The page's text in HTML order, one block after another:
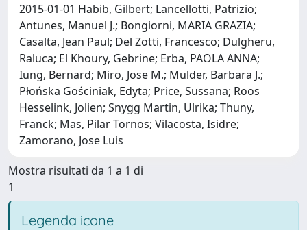
2015-01-01 Habib, Gilbert; Lancellotti, Patrizio;
Antunes, Manuel J.; Bongiorni, MARIA GRAZIA;
Casalta, Jean Paul; Del Zotti, Francesco; Dulgheru,
Raluca; El Khoury, Gebrine; Erba, PAOLA ANNA;
Iung, Bernard; Miro, Jose M.; Mulder, Barbara J.;
Płońska Gościniak, Edyta; Price, Sussana; Roos
Hesselink, Jolien; Snygg Martin, Ulrika; Thuny,
Franck; Mas, Pilar Tornos; Vilacosta, Isidre;
Zamorano, Jose Luis
Mostra risultati da 1 a 1 di
1
Legenda icone